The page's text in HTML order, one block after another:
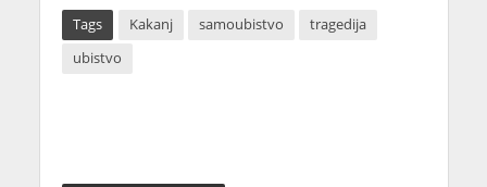
Tags Kakanj samoubistvo
tragedija
ubistvo